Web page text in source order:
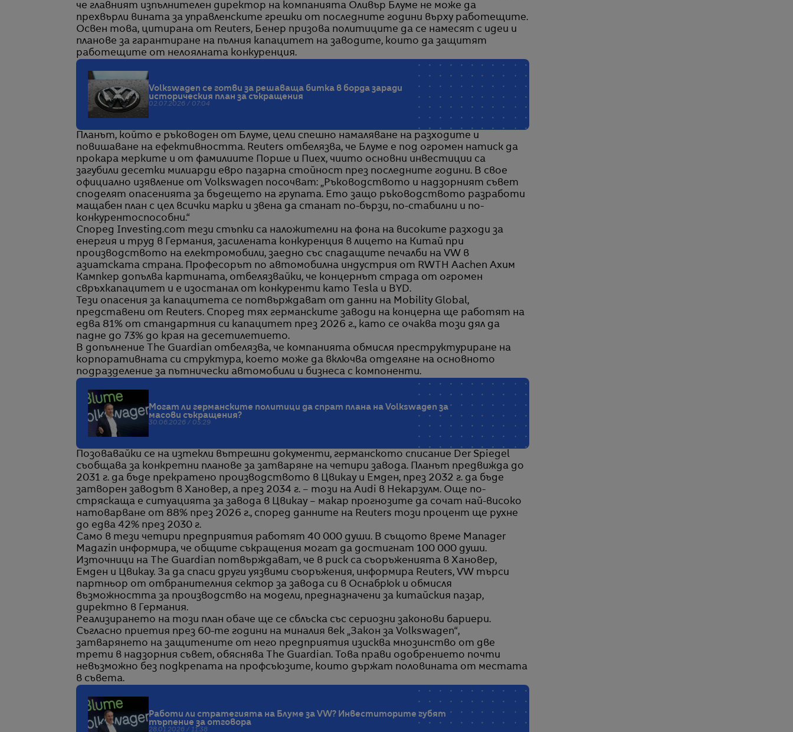
че главният изпълнителен директор на компанията Оливър Блуме не може да
прехвърли вината за управленските грешки от последните години върху работещите.
Освен това, цитирана от Reuters, Бенер призова политиците да се намесят с идеи и
планове за гарантиране на пълния капацитет на заводите, които да защитят
работещите от нелоялната конкуренция.
Volkswagen се готви за решаваща битка в борда заради
историческия план за съкращения
02.07.2026 / 07:04
Планът, който е ръководен от Блуме, цели спешно намаляване на разходите и
повишаване на ефективността. Reuters отбелязва, че Блуме е под огромен натиск да
прокара мерките и от фамилиите Порше и Пиех, чиито основни инвестиции са
загубили десетки милиарди евро пазарна стойност през последните години. В свое
официално изявление от Volkswagen посочват: „Ръководството и надзорният съвет
споделят опасенията за бъдещето на групата. Ето защо ръководството разработи
мащабен план с цел всички марки и звена да станат по-бързи, по-стабилни и по-
конкурентоспособни.“
Според Investing.com тези стъпки са наложителни на фона на високите разходи за
енергия и труд в Германия, засилената конкуренция в лицето на Китай при
производството на електромобили, заедно със спадащите печалби на VW в
азиатската страна. Професорът по автомобилна индустрия от RWTH Aachen Ахим
Кампкер допълва картината, отбелязвайки, че концернът страда от огромен
свръхкапацитет и е изостанал от конкуренти като Tesla и BYD.
Тези опасения за капацитета се потвърждават от данни на Mobility Global,
представени от Reuters. Според тях германските заводи на концерна ще работят на
едва 81% от стандартния си капацитет през 2026 г., като се очаква този дял да
падне до 73% до края на десетилетието.
В допълнение The Guardian отбелязва, че компанията обмисля преструктуриране на
корпоративната си структура, което може да включва отделяне на основното
подразделение за пътнически автомобили и бизнеса с компоненти.
Могат ли германските политици да спрат плана на Volkswagen за
масови съкращения?
30.06.2026 / 05:29
Позовавайки се на изтекли вътрешни документи, германското списание Der Spiegel
съобщава за конкретни планове за затваряне на четири завода. Планът предвижда до
2031 г. да бъде прекратено производството в Цвикау и Емден, през 2032 г. да бъде
затворен заводът в Хановер, а през 2034 г. – този на Audi в Некарзулм. Още по-
стряскаща е ситуацията за завода в Цвикау – макар прогнозите да сочат най-високо
натоварване от 88% през 2026 г., според данните на Reuters този процент ще рухне
до едва 42% през 2030 г.
Само в тези четири предприятия работят 40 000 души. В същото време Manager
Magazin информира, че общите съкращения могат да достигнат 100 000 души.
Източници на The Guardian потвърждават, че в риск са съоръженията в Хановер,
Емден и Цвикау. За да спаси други уязвими съоръжения, информира Reuters, VW търси
партньор от отбранителния сектор за завода си в Оснабрюк и обмисля
възможността за производство на модели, предназначени за китайския пазар,
директно в Германия.
Реализирането на този план обаче ще се сблъска със сериозни законови бариери.
Съгласно приетия през 60-те години на миналия век „Закон за Volkswagen“,
затварянето на защитените от него предприятия изисква мнозинство от две
трети в надзорния съвет, обяснява The Guardian. Това прави одобрението почти
невъзможно без подкрепата на профсъюзите, които държат половината от местата
в съвета.
Работи ли стратегията на Блуме за VW? Инвеститорите губят
търпение за отговора
28.01.2026 / 11:38